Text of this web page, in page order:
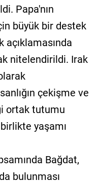
Papa'nın
büyük bir destek
açıklamasında
nitelendirildi. Irak
çekişme ve
ortak tutumu
yaşamı
Bağdat,
bulunması